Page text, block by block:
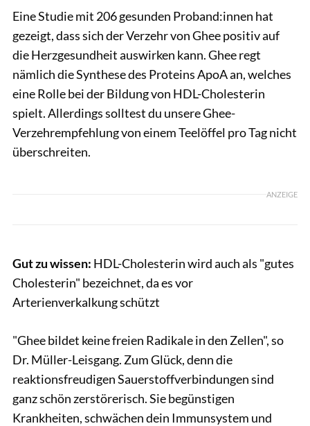
Eine Studie mit 206 gesunden Proband:innen hat
gezeigt, dass sich der Verzehr von Ghee positiv auf
die Herzgesundheit auswirken kann. Ghee regt
nämlich die Synthese des Proteins ApoA an, welches
eine Rolle bei der Bildung von HDL-Cholesterin
spielt. Allerdings solltest du unsere Ghee-
Verzehrempfehlung von einem Teelöffel pro Tag nicht
überschreiten.
ANZEIGE
Gut zu wissen: HDL-Cholesterin wird auch als "gutes
Cholesterin" bezeichnet, da es vor
Arterienverkalkung schützt
"Ghee bildet keine freien Radikale in den Zellen", so
Dr. Müller-Leisgang. Zum Glück, denn die
reaktionsfreudigen Sauerstoffverbindungen sind
ganz schön zerstörerisch. Sie begünstigen
Krankheiten, schwächen dein Immunsystem und